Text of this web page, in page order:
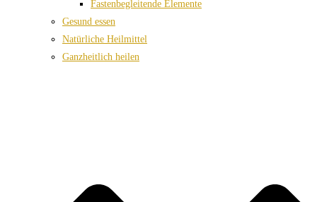
Fastenbegleitende Elemente
Gesund essen
Natürliche Heilmittel
Ganzheitlich heilen